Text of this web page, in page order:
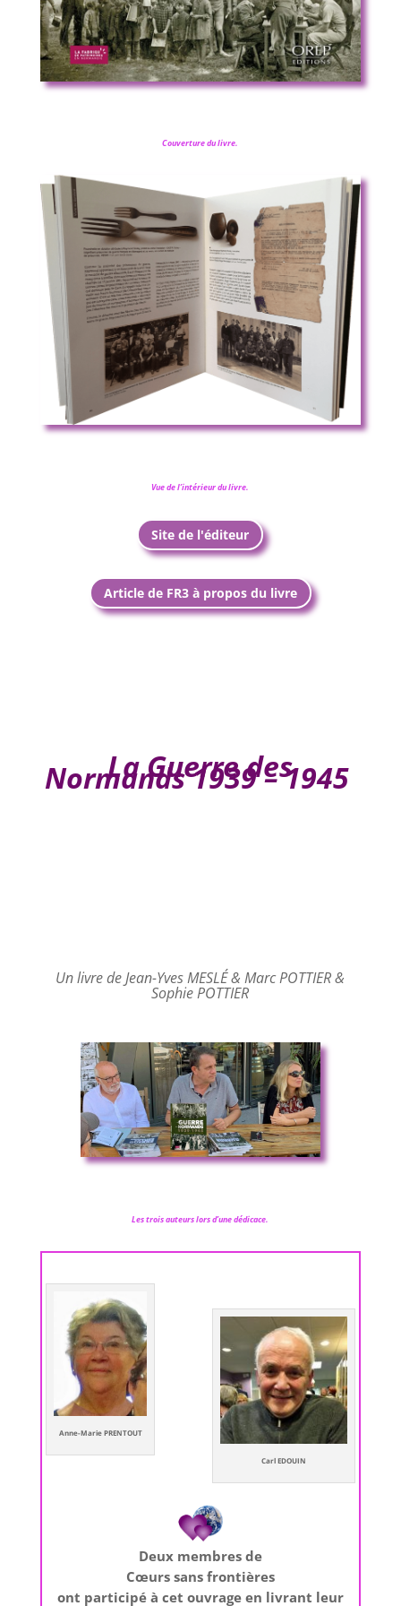
Couverture du livre.
Vue de l’intérieur du livre.
Site de l'éditeur
Article de FR3 à propos du livre
La Guerre des
Normands1939 – 1945
Un livre de Jean-Yves MESLÉ & Marc POTTIER &
Sophie POTTIER
Les trois auteurs lors d’une dédicace.
Anne-Marie PRENTOUT
Carl EDOUIN
Deux membres de
Cœurs sans frontières
ont participé à cet ouvrage en livrant leur